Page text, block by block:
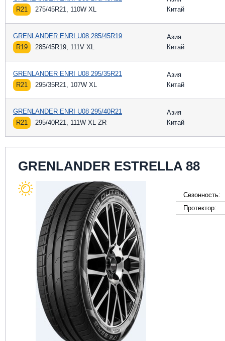
R21
275/45R21, 110W XL
Китай
GRENLANDER ENRI U08 285/45R19
R19
285/45R19, 111V XL
Азия
Китай
GRENLANDER ENRI U08 295/35R21
R21
295/35R21, 107W XL
Азия
Китай
GRENLANDER ENRI U08 295/40R21
R21
295/40R21, 111W XL ZR
Азия
Китай
GRENLANDER ESTRELLA 88
Сезонность:
Протектор: